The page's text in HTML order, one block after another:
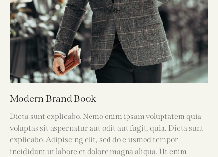
Modern Brand Book
Dicta sunt explicabo. Nemo enim ipsam voluptatem quia
voluptas sit aspernatur aut odit aut fugit, quia. Dicta sunt
explicabo. Adipiscing elit, sed do eiusmod tempor
incididunt ut labore et dolore magna aliqua. Ut enim